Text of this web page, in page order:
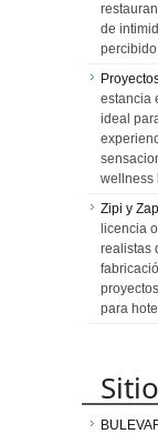
de
estancia
ideal
wellness
Zipi y
licencia
realistas
para